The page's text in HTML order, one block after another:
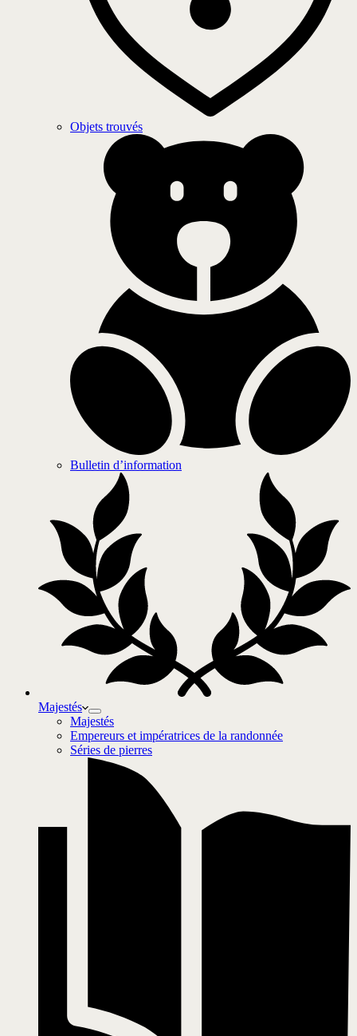
Objets trouvés
Bulletin d’information
Majestés
Majestés
Empereurs et impératrices de la randonnée
Séries de pierres